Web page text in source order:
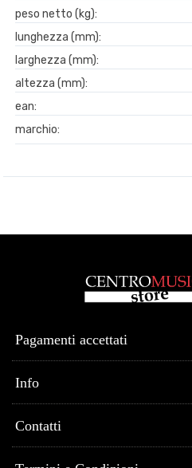
peso netto (kg):
lunghezza (mm):
larghezza (mm):
altezza (mm):
ean:
marchio:
Pagamenti accettati
Info
Contatti